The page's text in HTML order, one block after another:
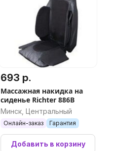
693 р.
Массажная накидка на
сиденье Richter 886В
Минск, Центральный
Онлайн-заказ Гарантия
Добавить в корзину